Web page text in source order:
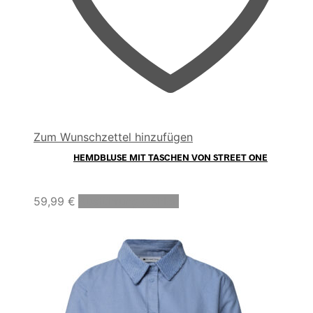
Zum Wunschzettel hinzufügen
HEMDBLUSE MIT TASCHEN VON STREET ONE
59,99 €
mehrere
Varianten
auf.
Optionen